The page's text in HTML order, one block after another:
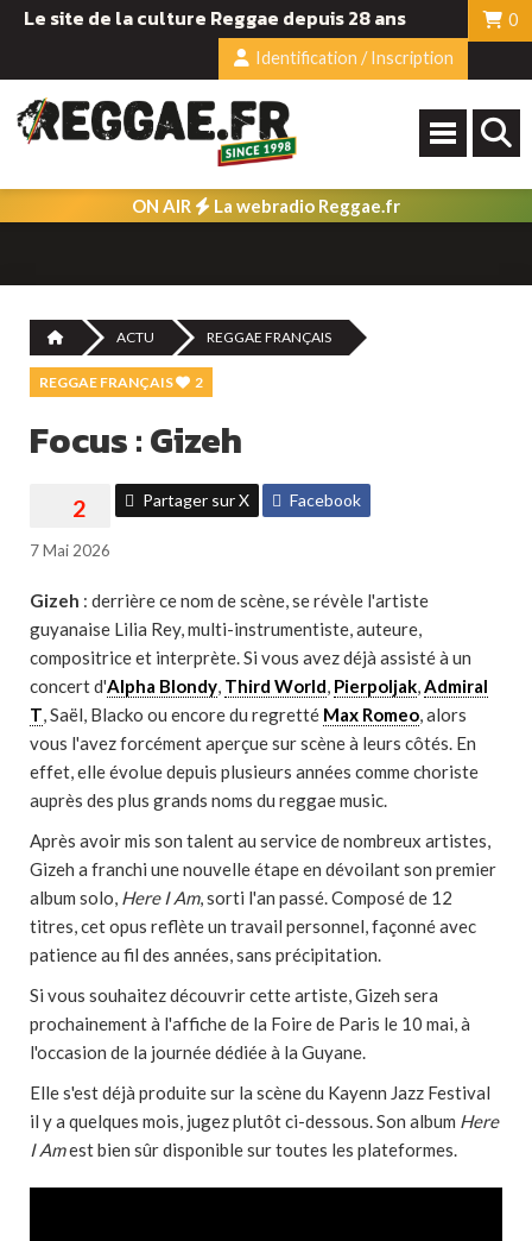
Le site de la culture Reggae depuis 28 ans
0
Identification / Inscription
ON AIR La webradio Reggae.fr
ACTU REGGAE FRANÇAIS
REGGAE FRANÇAIS 2
Focus : Gizeh
Partager sur X Facebook
7 Mai 2026
Gizeh : derrière ce nom de scène, se révèle l'artiste
guyanaise Lilia Rey, multi-instrumentiste, auteure,
compositrice et interprète. Si vous avez déjà assisté à un
concert d'Alpha Blondy, Third World, Pierpoljak,Admiral
T, Saël, Blacko ou encore du regretté Max Romeo, alors
vous l'avez forcément aperçue sur scène à leurs côtés. En
effet, elle évolue depuis plusieurs années comme choriste
auprès des plus grands noms du reggae music.
Après avoir mis son talent au service de nombreux artistes,
Gizeh a franchi une nouvelle étape en dévoilant son premier
album solo, Here I Am, sorti l'an passé. Composé de 12
titres, cet opus reflète un travail personnel, façonné avec
patience au fil des années, sans précipitation.
Si vous souhaitez découvrir cette artiste, Gizeh sera
prochainement à l'affiche de la Foire de Paris le 10 mai, à
l'occasion de la journée dédiée à la Guyane.
Elle s'est déjà produite sur la scène du Kayenn Jazz Festival
il y a quelques mois, jugez plutôt ci-dessous. Son album Here
I Amest bien sûr disponible sur toutes les plateformes.